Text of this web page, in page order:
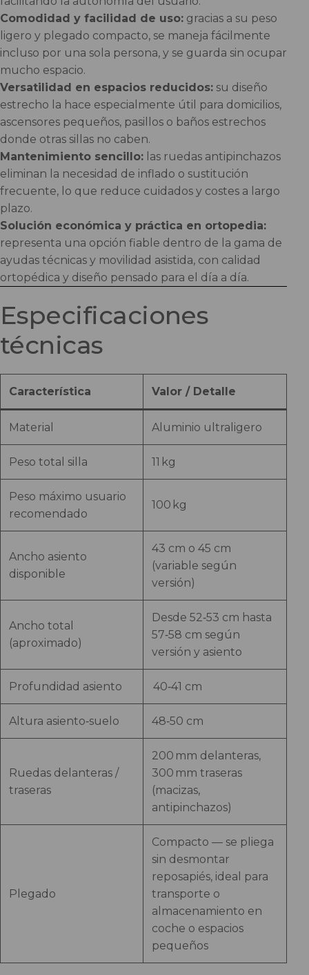
Comodidad y facilidad de uso: gracias a su peso
ligero y plegado compacto, se maneja fácilmente
incluso por una sola persona, y se guarda sin ocupar
mucho espacio.
Versatilidad en espacios reducidos: su diseño
estrecho la hace especialmente útil para domicilios,
ascensores pequeños, pasillos o baños estrechos
donde otras sillas no caben.
Mantenimiento sencillo: las ruedas antipinchazos
eliminan la necesidad de inflado o sustitución
frecuente, lo que reduce cuidados y costes a largo
plazo.
Solución económica y práctica en ortopedia:
representa una opción fiable dentro de la gama de
ayudas técnicas y movilidad asistida, con calidad
ortopédica y diseño pensado para el día a día.
Especificaciones
técnicas
Característica Valor / Detalle
Material Aluminio ultraligero
Peso total silla 11 kg
Peso máximo usuario
recomendado
100 kg
Ancho asiento
disponible
43 cm o 45 cm
(variable según
versión)
Ancho total
(aproximado)
Desde 52‑53 cm hasta
57‑58 cm según
versión y asiento
Profundidad asiento 40‑41 cm
Altura asiento‑suelo 48‑50 cm
Ruedas delanteras /
traseras
200 mm delanteras,
300 mm traseras
(macizas,
antipinchazos)
Plegado
Compacto — se pliega
sin desmontar
reposapiés, ideal para
transporte o
almacenamiento en
coche o espacios
pequeños